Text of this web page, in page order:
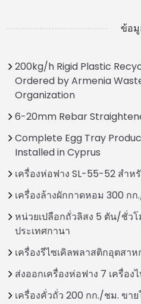
ข้อ
200kg/h Rigid Plastic
Ordered by Armenia
Organization
6-20mm Rebar
Complete Egg Tray
Installed in Cyprus
เครื่องห่อฟาง SL-55-52 สำ
เครื่องล้างผักกาดหอม 300 ก
หน่วยเปลือกถั่วลิสง 5 ตัน/ชั่ว
ประเทศกานา
เครื่องรีไซเคิลพลาสติกอุตสา
ส่งออกเครื่องห่อฟาง 7 เครื่อง
เครื่องคั่วถั่ว 200 กก./ชม. ขา